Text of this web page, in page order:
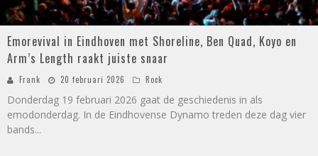
Emorevival in Eindhoven met Shoreline, Ben Quad, Koyo en
Arm’s Length raakt juiste snaar
Frank 20 februari 2026 Rock
Donderdag 19 februari 2026 gaat de geschiedenis in als
emodonderdag. In de Eindhovense Dynamo treden deze dag vier
bands...